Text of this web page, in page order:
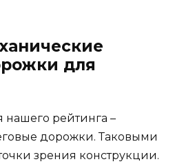
для
нашего рейтинга –
дорожки. Таковыми
зрения конструкции.